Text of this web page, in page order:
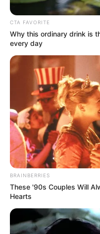
Posted
in
Friss hírek
Családja
hírt.Most
Robert Fico
bySzerző • May 9, 2026
CTA FAVORITE
Why this ordinary drink is
every day
BRAINBERRIES
These '90s Couples Will
Hearts